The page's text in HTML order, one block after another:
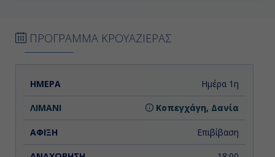
ΠΡΟΓΡΑΜΜΑ ΚΡΟΥΑΖΙΕΡΑΣ
ΗΜΕΡΑ ΑΝΑΧΩΡΗΣΗ
Ημέρα 1η
Κοπεγχάγη, Δανία
Επιβίβαση